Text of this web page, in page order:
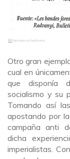
Otro gran
cual en
que disponía
socialismo y su
Tomando así
apostando por
campaña anti
dicha
imperialistas.